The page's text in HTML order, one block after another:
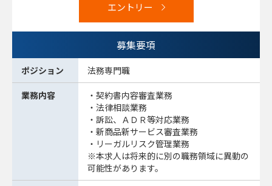
エントリー
募集要項
ポジション 法務専門職
業務内容
・契約書内容審査業務
・法律相談業務
・訴訟、ＡＤＲ等対応業務
・新商品新サービス審査業務
・リーガルリスク管理業務
※本求人は将来的に別の職務領域に異動の
可能性があります。